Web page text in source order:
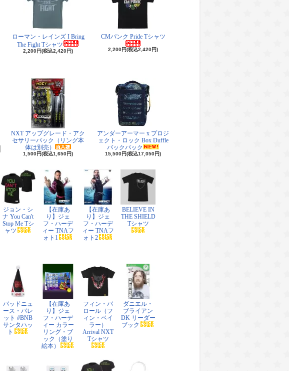
ローマン・レインズ I Bring
The Fight Tシャツ
2,200円(税込2,420円)
CMパンク Pride Tシャツ
2,200円(税込2,420円)
NXT アップグレード・アク
セサリーパック（リング本
体は別売）
1,500円(税込1,650円)
アンダーアーマー x プロジ
ェクト・ロック Box Duffle
バックパック
15,500円(税込17,050円)
ジョン・シ
ナ You Can't
Stop Me Tシ
ャツ
【在庫あ
り】ジェ
フ・ハーデ
ィー TNAフ
ォト1
【在庫あ
り】ジェ
フ・ハーデ
ィー TNAフ
ォト2
BELIEVE IN
THE SHIELD
Tシャツ
バッドニュ
ース・バレ
ット #BNB
サンタハッ
ト
【在庫あ
り】ジェ
フ・ハーデ
ィー カラー
リング・ブ
ック（塗り
絵本）
フィン・バ
ロール（フ
ィン・ベイ
ラー）
Arrival NXT
Tシャツ
ダニエル・
ブライアン
DK リーダー
ブック